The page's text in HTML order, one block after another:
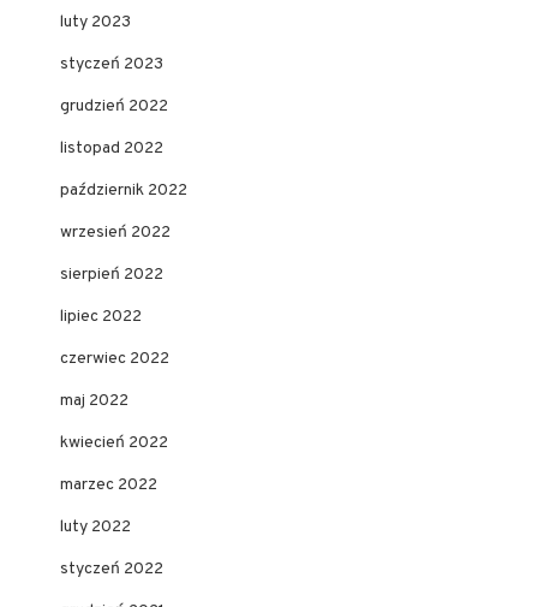
luty 2023
styczeń 2023
grudzień 2022
listopad 2022
październik 2022
wrzesień 2022
sierpień 2022
lipiec 2022
czerwiec 2022
maj 2022
kwiecień 2022
marzec 2022
luty 2022
styczeń 2022